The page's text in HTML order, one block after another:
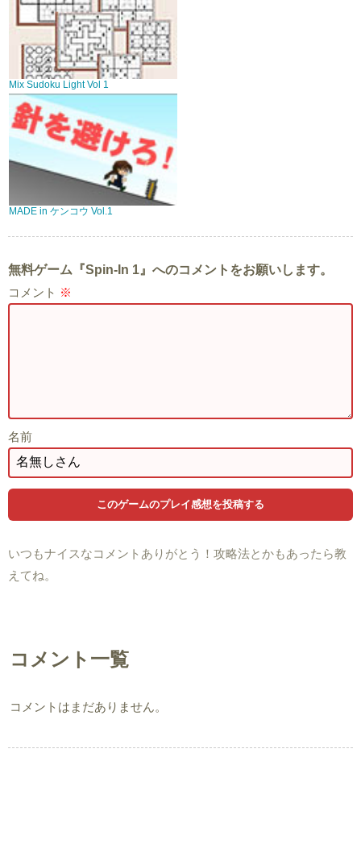
Mix Sudoku Light Vol 1
MADE in ケンコウ Vol.1
無料ゲーム『Spin-In 1』へのコメントをお願いします。
コメント ※
名前
いつもナイスなコメントありがとう！攻略法とかもあったら教
えてね。
コメント一覧
コメントはまだありません。